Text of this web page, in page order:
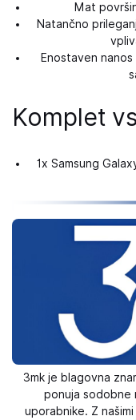
Mat
Natančno
Enostaven
Komplet
1x Samsung
3mk je blagovna
ponuja sodobne
uporabnike. Z